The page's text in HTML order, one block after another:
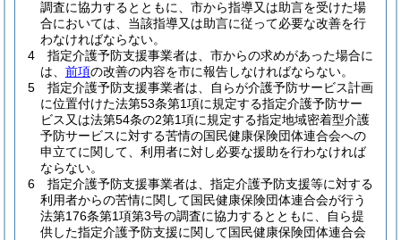
調査に協力するとともに、市から指導又は助言を受けた場
合においては、当該指導又は助言に従って必要な改善を行
わなければならない。
4
指定介護予防支援事業者は、市からの求めがあった場合に
は、 前項の改善の内容を市に報告しなければならない。
5
指定介護予防支援事業者は、自らが介護予防サービス計画
に位置付けた法第53条第1項に規定する指定介護予防サー
ビス又は法第54条の2第1項に規定する指定地域密着型介護
予防サービスに対する苦情の国民健康保険団体連合会への
申立てに関して、利用者に対し必要な援助を行わなければ
ならない。
6
指定介護予防支援事業者は、指定介護予防支援等に対する
利用者からの苦情に関して国民健康保険団体連合会が行う
法第176条第1項第3号の調査に協力するとともに、自ら提
供した指定介護予防支援に関して国民健康保険団体連合会